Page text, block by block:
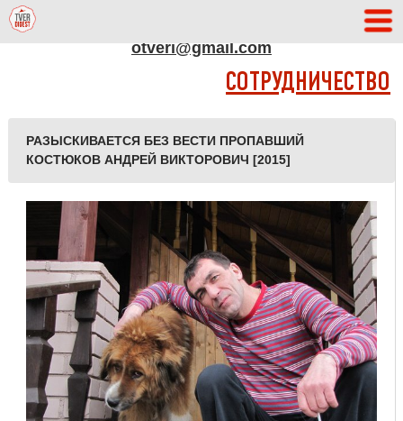
otveri@gmail.com
СОТРУДНИЧЕСТВО
РАЗЫСКИВАЕТСЯ БЕЗ ВЕСТИ ПРОПАВШИЙ
КОСТЮКОВ АНДРЕЙ ВИКТОРОВИЧ [2015]